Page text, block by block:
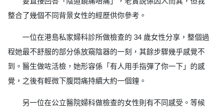
整合了幾個不同背景女性的經歷供你參考。
一位在港島私家婦科診所做檢查的 34 歲女性分享，整個過
程她最不舒服的部分係放窺陰器的一刻，其餘步驟幾乎感覺不
到。醫生做咗活檢，她形容係「有人用手指彈了你一下」的感
覺，之後有輕微下腹悶痛持續大約一個鐘。
另一位在公立醫院婦科做檢查的女性則有不同感受。等候